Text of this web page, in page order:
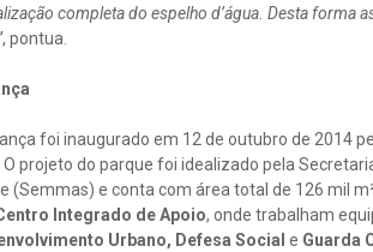
completa do espelho d’água. Desta forma
, pontua.
foi inaugurado em 12 de outubro de 2014
O projeto do parque foi idealizado pela
(Semmas) e conta com área total de 126 mil
Integrado de Apoio, onde trabalham
Urbano, Defesa Social e Guarda